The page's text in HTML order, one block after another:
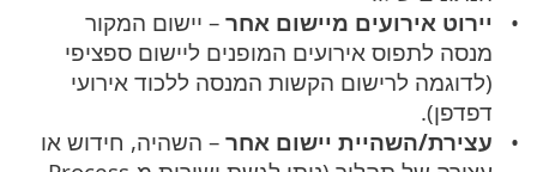
יירוט אירועים מיישום אחר – יישום המקור
מנסה לתפוס אירועים המופנים ליישום ספציפי
(לדוגמה לרישום הקשות המנסה ללכוד אירועי
דפדפן).
עצירת/השהיית יישום אחר – השהיה, חידוש או